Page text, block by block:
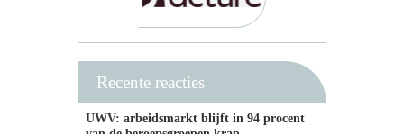
Recente reacties
UWV: arbeidsmarkt blijft in 94 procent